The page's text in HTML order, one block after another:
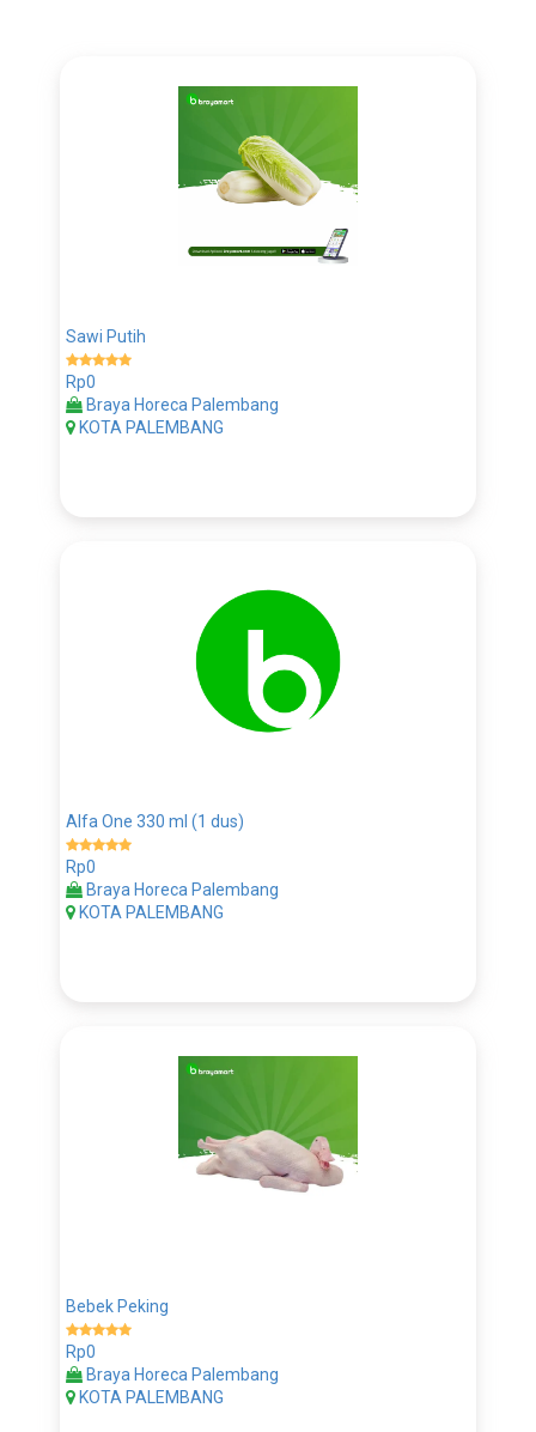
Sawi Putih
Rp0
Braya Horeca Palembang
KOTA PALEMBANG
Alfa One 330 ml (1 dus)
Rp0
Braya Horeca Palembang
KOTA PALEMBANG
Bebek Peking
Rp0
Braya Horeca Palembang
KOTA PALEMBANG